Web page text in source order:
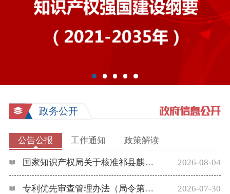
政务公开
公告公报 工作通知 政策解读
国家知识产权局关于核准祁县麒麟果业有限公司等176家企业使用地理标志专用标志的公告（第685号） 2026-08-04
专利优先审查管理办法（局令第85号） 2026-07-30